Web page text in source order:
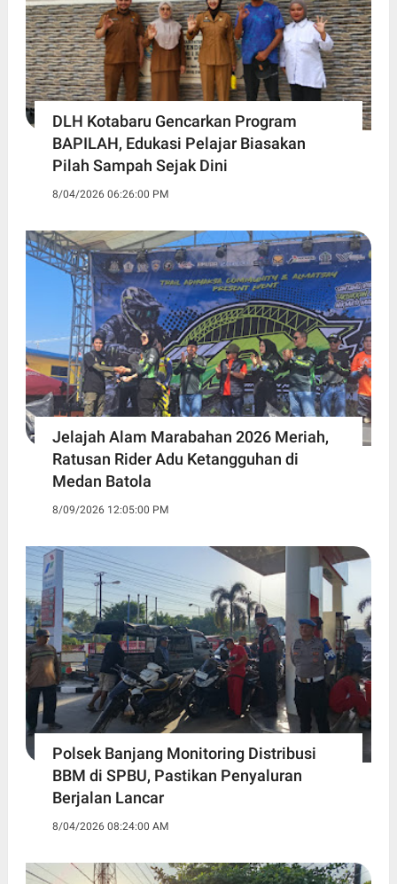
DLH Kotabaru Gencarkan Program
BAPILAH, Edukasi Pelajar Biasakan
Pilah Sampah Sejak Dini
8/04/2026 06:26:00 PM
Jelajah Alam Marabahan 2026 Meriah,
Ratusan Rider Adu Ketangguhan di
Medan Batola
8/09/2026 12:05:00 PM
Polsek Banjang Monitoring Distribusi
BBM di SPBU, Pastikan Penyaluran
Berjalan Lancar
8/04/2026 08:24:00 AM